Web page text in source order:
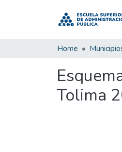
Home
Tolima